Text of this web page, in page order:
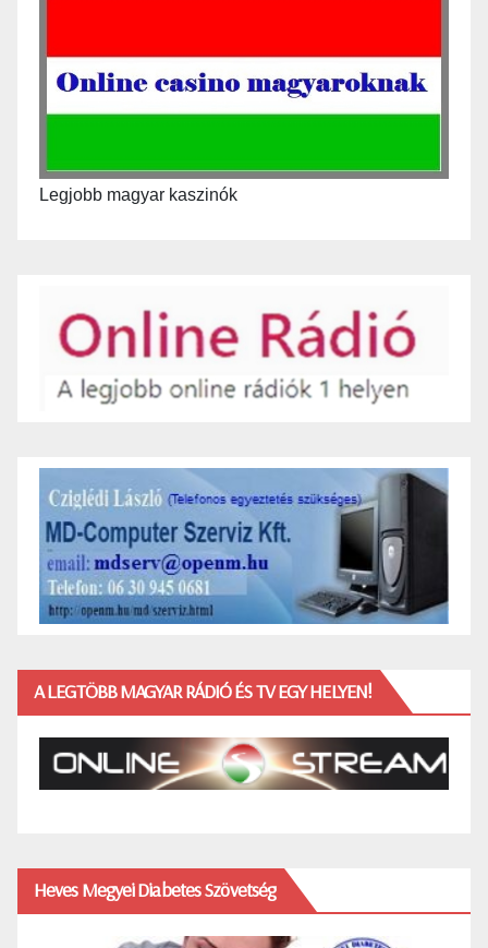
Legjobb magyar kaszinók
A LEGTÖBB MAGYAR RÁDIÓ ÉS TV EGY HELYEN!
Heves Megyei Diabetes Szövetség